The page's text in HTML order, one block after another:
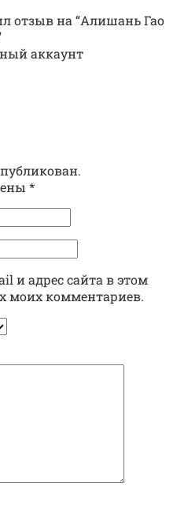
отзыв на “Алишань Гао
аккаунт
*
и адрес сайта в этом
моих комментариев.